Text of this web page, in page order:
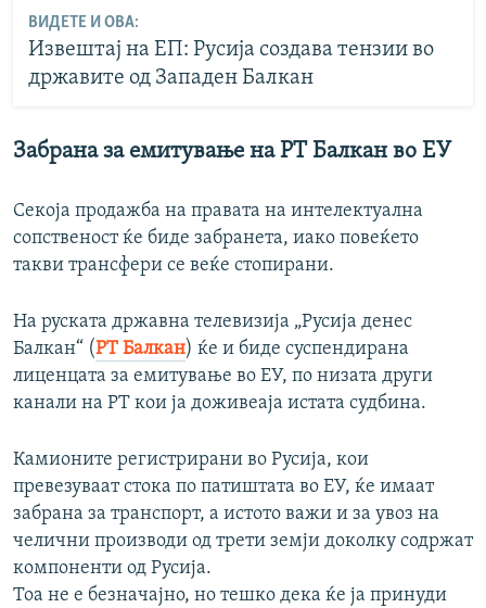
ВИДЕТЕ И ОВА:
Извештај на ЕП: Русија создава тензии во
државите од Западен Балкан
Забрана за емитување на РТ Балкан во ЕУ
Секоја продажба на правата на интелектуална
сопственост ќе биде забранета, иако повеќето
такви трансфери се веќе стопирани.
На руската државна телевизија „Русија денес
Балкан“ (РТ Балкан) ќе и биде суспендирана
лиценцата за емитување во ЕУ, по низата други
канали на РТ кои ја доживеаја истата судбина.
Камионите регистрирани во Русија, кои
превезуваат стока по патиштата во ЕУ, ќе имаат
забрана за транспорт, а истото важи и за увоз на
челични производи од трети земји доколку содржат
компоненти од Русија.
Тоа не е безначајно, но тешко дека ќе ја принуди